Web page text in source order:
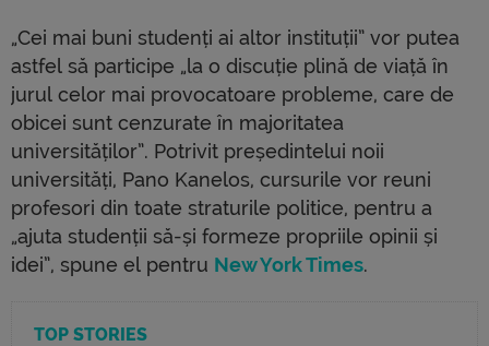
„Cei mai buni studenți ai altor instituții” vor putea
astfel să participe „la o discuție plină de viață în
jurul celor mai provocatoare probleme, care de
obicei sunt cenzurate în majoritatea
universităților”. Potrivit președintelui noii
universități, Pano Kanelos, cursurile vor reuni
profesori din toate straturile politice, pentru a
„ajuta studenții să-și formeze propriile opinii și
idei”, spune el pentru New York Times.
TOP STORIES